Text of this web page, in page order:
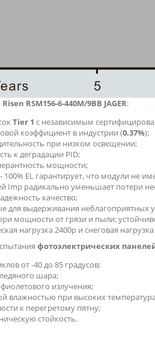
Risen RSM156-6-440M/9ВВ JAGER:
Tier 1 с независимым
коэффициент в индустрии (0.37%);
при низком освещении;
к деградации PID;
мощности;
EL гарантирует, что модули не
Imp радикально уменьшает потери
качество;
для выдерживания неблагоприятных
мощности от грязи и пыли;
нагрузка 2400р и снеговая
фотоэлектрических
от -40 до 85 градусов;
шара;
излучения;
влажностью при высоких
к перегретому пятну;
стойкость.